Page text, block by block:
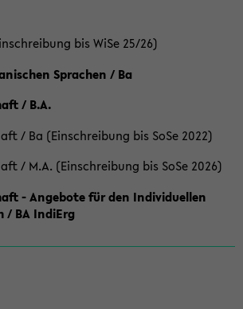
bis WiSe 25/26)
Sprachen / Ba
/ B.A.
/ Ba (Einschreibung bis SoSe 2022)
/ M.A. (Einschreibung bis SoSe 2026)
- Angebote für den Individuellen
/ BA IndiErg